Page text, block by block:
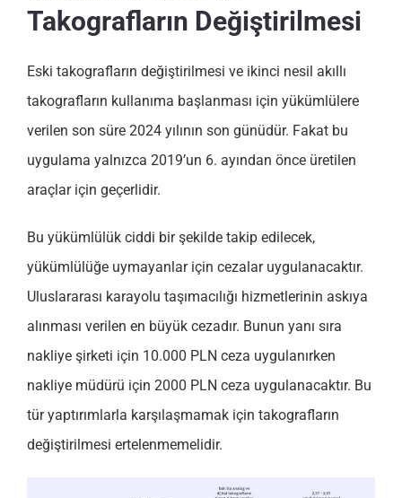
Takografların Değiştirilmesi
Eski takografların değiştirilmesi ve ikinci nesil akıllı
takografların kullanıma başlanması için yükümlülere
verilen son süre 2024 yılının son günüdür. Fakat bu
uygulama yalnızca 2019’un 6. ayından önce üretilen
araçlar için geçerlidir.
Bu yükümlülük ciddi bir şekilde takip edilecek,
yükümlülüğe uymayanlar için cezalar uygulanacaktır.
Uluslararası karayolu taşımacılığı hizmetlerinin askıya
alınması verilen en büyük cezadır. Bunun yanı sıra
nakliye şirketi için 10.000 PLN ceza uygulanırken
nakliye müdürü için 2000 PLN ceza uygulanacaktır. Bu
tür yaptırımlarla karşılaşmamak için takografların
değiştirilmesi ertelenmemelidir.